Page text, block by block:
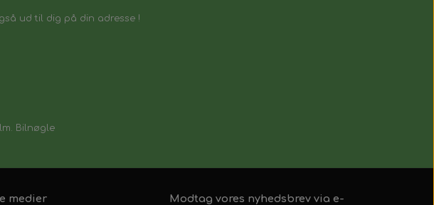
ud til dig på din adresse !
Bilnøgle
medier
Modtag vores nyhedsbrev via e-